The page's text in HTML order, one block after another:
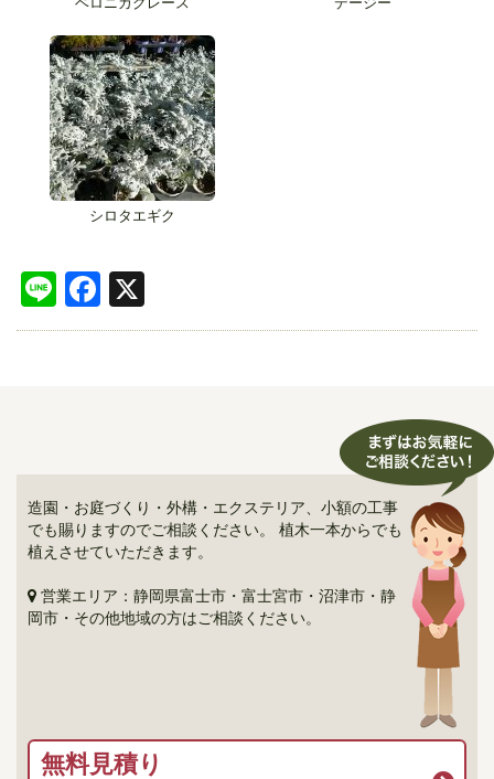
シロタエギク
LineFacebook
造園・お庭づくり・外構・エクステリア、小額の工事
でも賜りますのでご相談ください。 植木一本からでも
植えさせていただきます。
営業エリア：静岡県富士市・富士宮市・沼津市・静
岡市・その他地域の方はご相談ください。
無料見積り